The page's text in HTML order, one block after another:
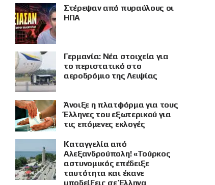
Στέρεψαν από πυραύλους οι
ΗΠΑ
Γερμανία: Νέα στοιχεία για
το περιστατικό στο
αεροδρόμιο της Λειψίας
Άνοιξε η πλατφόρμα για τους
Έλληνες του εξωτερικού για
τις επόμενες εκλογές
Καταγγελία από
Αλεξανδρούπολη! «Τούρκος
αστυνομικός επέδειξε
ταυτότητα και έκανε
υποδείξεις σε Έλληνα